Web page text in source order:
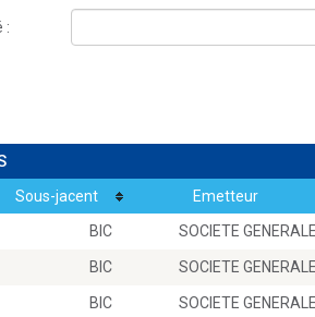
:
Sous-jacent Emetteur
BIC SOCIETE GENERALE
BIC SOCIETE GENERALE
BIC SOCIETE GENERALE